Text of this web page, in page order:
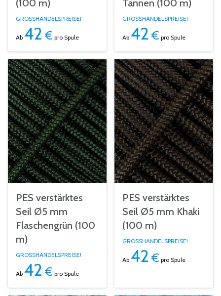
(100 m)
GROSSHANDELSPREISE!
Ab 42 € pro Spule
Tannen (100 m)
GROSSHANDELSPREISE!
Ab 42 € pro Spule
PES verstärktes
Seil Ø5 mm
Flaschengrün (100
m)
GROSSHANDELSPREISE!
Ab 42 € pro Spule
PES verstärktes
Seil Ø5 mm Khaki
(100 m)
GROSSHANDELSPREISE!
Ab 42 € pro Spule